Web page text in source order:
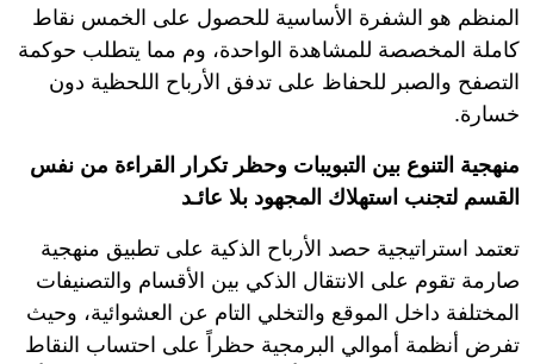
المنظم هو الشفرة الأساسية للحصول على الخمس نقاط
كاملة المخصصة للمشاهدة الواحدة، وم مما يتطلب حوكمة
التصفح والصبر للحفاظ على تدفق الأرباح اللحظية دون
خسارة.
منهجية التنوع بين التبويبات وحظر تكرار القراءة من نفس
القسم لتجنب استهلاك المجهود بلا عائـد
تعتمد استراتيجية حصد الأرباح الذكية على تطبيق منهجية
صارمة تقوم على الانتقال الذكي بين الأقسام والتصنيفات
المختلفة داخل الموقع والتخلي التام عن العشوائية، وحيث
تفرض أنظمة أموالي البرمجية حظراً على احتساب النقاط